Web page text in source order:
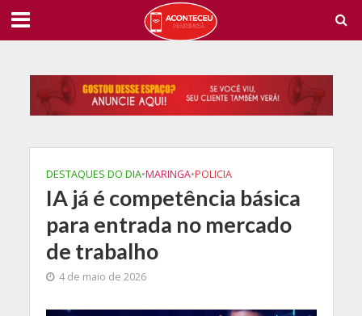
DESTAQUES DO DIA•MARINGA•POLICIA
IA já é competência básica
para entrada no mercado
de trabalho
4 de maio de 2026